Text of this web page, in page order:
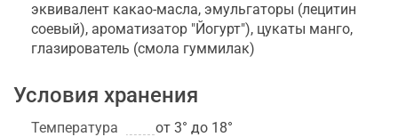
эквивалент какао-масла, эмульгаторы (лецитин
соевый), ароматизатор "Йогурт"), цукаты манго,
глазирователь (смола гуммилак)
Условия хранения
Температура
от 3° до 18°